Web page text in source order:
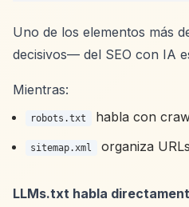
Uno de los elementos más
decisivos— del SEO con IA
Mientras:
robots.txt habla con
sitemap.xml organiza URLs
LLMs.txt habla